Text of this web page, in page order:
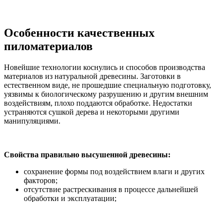
Особенности качественных
пиломатериалов
Новейшие технологии коснулись и способов производства
материалов из натуральной древесины. Заготовки в
естественном виде, не прошедшие специальную подготовку,
уязвимы к биологическому разрушению и другим внешним
воздействиям, плохо поддаются обработке. Недостатки
устраняются сушкой дерева и некоторыми другими
манипуляциями.
Свойства правильно высушенной древесины:
сохранение формы под воздействием влаги и других
факторов;
отсутствие растрескивания в процессе дальнейшей
обработки и эксплуатации;